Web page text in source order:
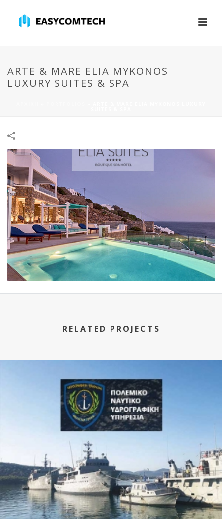
ARTE & MARE ELIA MYKONOS
LUXURY SUITES & SPA
RELATED PROJECTS